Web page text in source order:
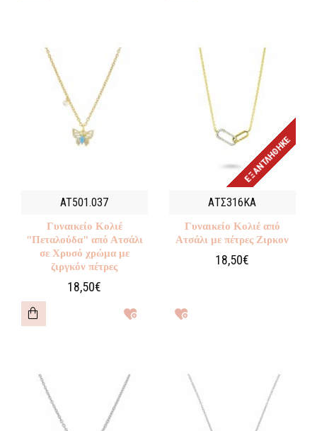
AT501.037
Γυναικείο Κολιέ
"Πεταλούδα" από Ατσάλι
σε Χρυσό χρώμα με
ζιργκόν πέτρες
18,50€
ΕΞΑΝΤΛΉΘΗΚΕ
ΑΤΣ316ΚΑ
Γυναικείο Κολιέ από
Ατσάλι με πέτρες Ζιρκον
18,50€